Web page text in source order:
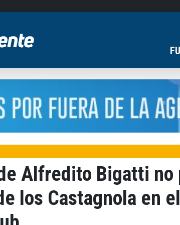
Alfredito Bigatti no
los Castagnola en